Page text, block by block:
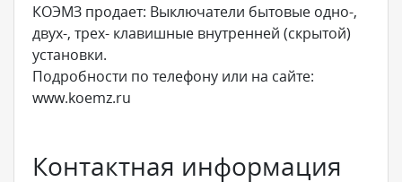
КОЭМЗ продает: Выключатели бытовые одно-,
двух-, трех- клавишные внутренней (скрытой)
установки.
Подробности по телефону или на сайте:
www.koemz.ru
Контактная информация